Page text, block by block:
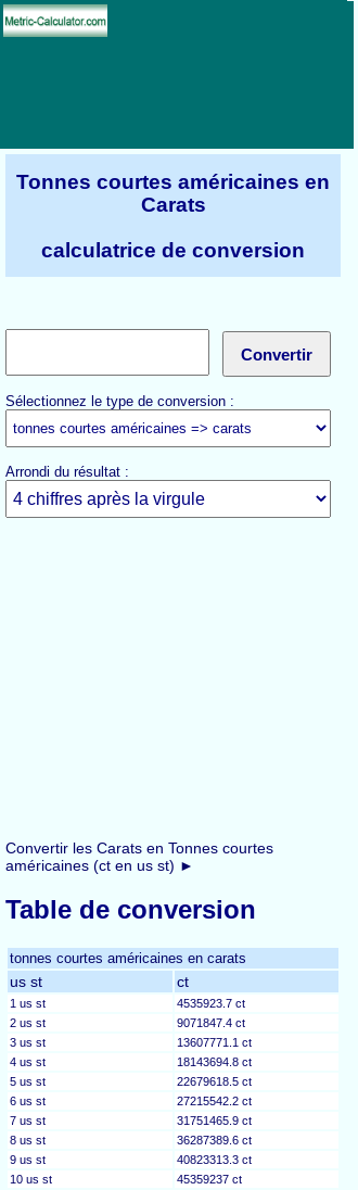
Tonnes courtes américaines en
Carats
calculatrice de conversion
Sélectionnez le type de conversion :
Arrondi du résultat :
Convertir les Carats en Tonnes courtes
américaines (ct en us st) ►
Table de conversion
tonnes courtes américaines en carats
us st ct
1 us st
4535923.7 ct
2 us st
9071847.4 ct
3 us st
13607771.1 ct
4 us st
18143694.8 ct
5 us st
22679618.5 ct
6 us st
27215542.2 ct
7 us st
31751465.9 ct
8 us st
36287389.6 ct
9 us st
40823313.3 ct
10 us st
45359237 ct